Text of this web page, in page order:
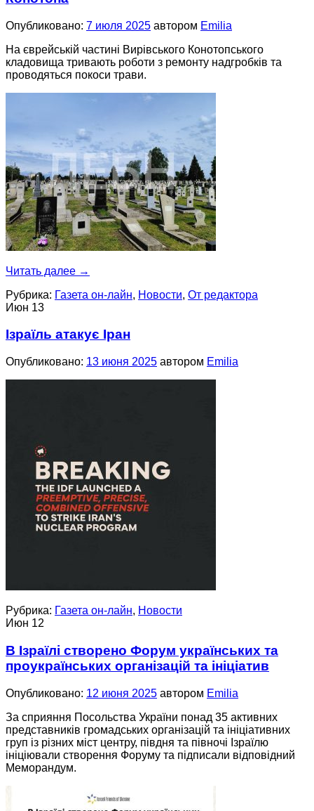
Опубликовано: 7 июля 2025 автором Emilia
На єврейській частині Вирівського Конотопського
кладовища тривають роботи з ремонту надгробків та
проводяться покоси трави.
Читать далее →
Рубрика: Газета он-лайн, Новости, От редактора
Июн 13
Ізраїль атакує Іран
Опубликовано: 13 июня 2025 автором Emilia
Рубрика: Газета он-лайн, Новости
Июн 12
В Ізраїлі створено Форум українських та
проукраїнських організацій та ініціатив
Опубликовано: 12 июня 2025 автором Emilia
За сприяння Посольства України понад 35 активних
представників громадських організацій та ініціативних
груп із різних міст центру, півдня та півночі Ізраїлю
ініціювали створення Форуму та підписали відповідний
Меморандум.